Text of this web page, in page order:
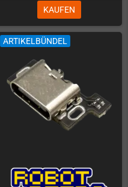
KAUFEN
ARTIKELBÜNDEL